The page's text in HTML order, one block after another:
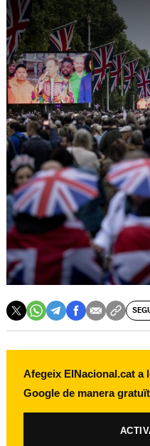
Afegeix ElNacional.cat a
Google de manera